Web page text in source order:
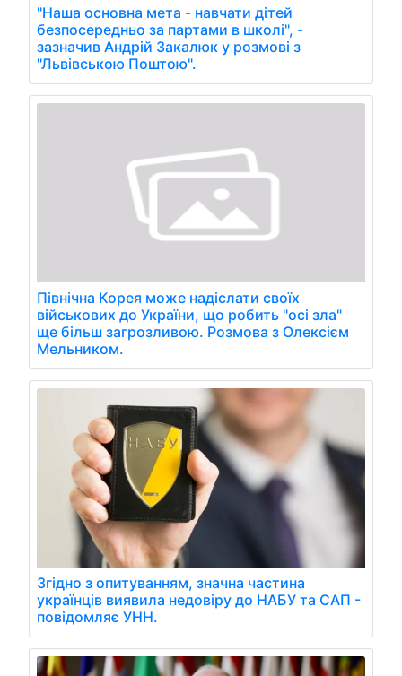
"Наша основна мета - навчати дітей
безпосередньо за партами в школі", -
зазначив Андрій Закалюк у розмові з
"Львівською Поштою".
Північна Корея може надіслати своїх
військових до України, що робить "осі зла"
ще більш загрозливою. Розмова з Олексієм
Мельником.
Згідно з опитуванням, значна частина
українців виявила недовіру до НАБУ та САП -
повідомляє УНН.